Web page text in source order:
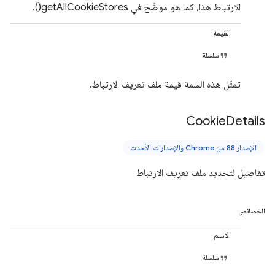
الارتباط هذا، كما هو موضّح في getAllCookieStores().
القيمة
سلسلة
تمثّل هذه السمة قيمة ملف تعريف الارتباط.
CookieDetails
الإصدار 88 من Chrome والإصدارات الأحدث
تفاصيل لتحديد ملف تعريف الارتباط
الخصائص
الاسم
سلسلة